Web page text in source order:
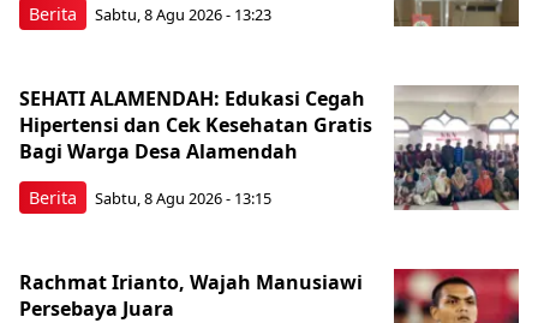
Berita Sabtu, 8 Agu 2026 - 13:23
Berita
SEHATI ALAMENDAH: Edukasi Cegah
Hipertensi dan Cek Kesehatan Gratis
Bagi Warga Desa Alamendah
Sabtu, 8 Agu 2026 - 13:15
Rachmat Irianto, Wajah Manusiawi
Persebaya Juara